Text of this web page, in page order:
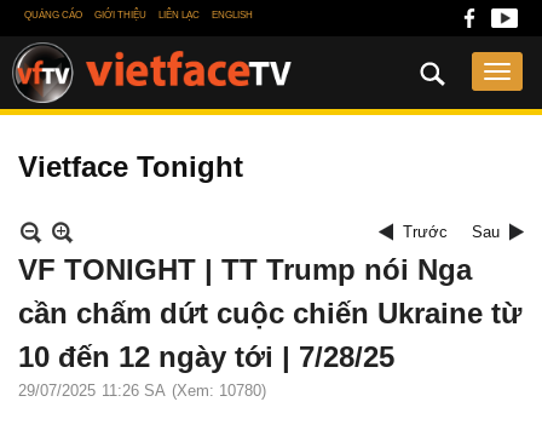
QUẢNG CÁO GIỚI THIỆU LIÊN LẠC ENGLISH
Vietface Tonight
Trước Sau
VF TONIGHT | TT Trump nói Nga
cần chấm dứt cuộc chiến Ukraine từ
10 đến 12 ngày tới | 7/28/25
29/07/2025 11:26 SA (Xem: 10780)